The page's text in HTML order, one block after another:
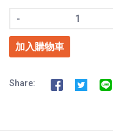
-
加入購物車
Share: